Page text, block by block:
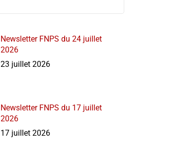
Newsletter FNPS du 24 juillet
2026
23 juillet 2026
Newsletter FNPS du 17 juillet
2026
17 juillet 2026